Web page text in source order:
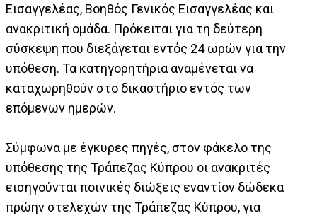
Εισαγγελέας, Βοηθός Γενικός Εισαγγελέας και
ανακριτική ομάδα. Πρόκειται για τη δεύτερη
σύσκεψη που διεξάγεται εντός 24 ωρών για την
υπόθεση. Τα κατηγορητήρια αναμένεται να
καταχωρηθούν στο δικαστήριο εντός των
επόμενων ημερών.
Σύμφωνα με έγκυρες πηγές, στον φάκελο της
υπόθεσης της Τράπεζας Κύπρου οι ανακριτές
εισηγούνται ποινικές διώξεις εναντίον δώδεκα
πρώην στελεχών της Τράπεζας Κύπρου, για